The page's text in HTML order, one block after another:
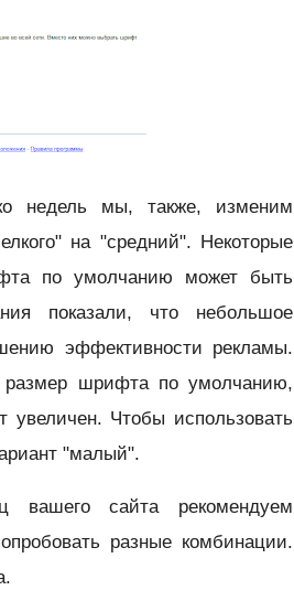
недель мы, также, изменим
на "средний". Некоторые
по умолчанию может быть
показали, что небольшое
эффективности рекламы.
размер шрифта по умолчанию,
Чтобы использовать
"малый".
вашего сайта рекомендуем
разные комбинации.